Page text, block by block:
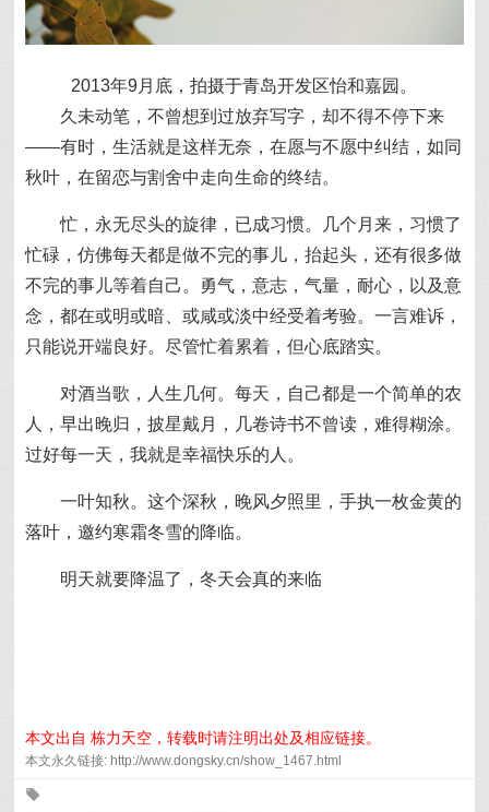
2013年9月底，拍摄于青岛开发区怡和嘉园。
久未动笔，不曾想到过放弃写字，却不得不停下来
——有时，生活就是这样无奈，在愿与不愿中纠结，如同
秋叶，在留恋与割舍中走向生命的终结。
忙，永无尽头的旋律，已成习惯。几个月来，习惯了
忙碌，仿佛每天都是做不完的事儿，抬起头，还有很多做
不完的事儿等着自己。勇气，意志，气量，耐心，以及意
念，都在或明或暗、或咸或淡中经受着考验。一言难诉，
只能说开端良好。尽管忙着累着，但心底踏实。
对酒当歌，人生几何。每天，自己都是一个简单的农
人，早出晚归，披星戴月，几卷诗书不曾读，难得糊涂。
过好每一天，我就是幸福快乐的人。
一叶知秋。这个深秋，晚风夕照里，手执一枚金黄的
落叶，邀约寒霜冬雪的降临。
明天就要降温了，冬天会真的来临
本文出自 栋力天空，转载时请注明出处及相应链接。
本文永久链接: http://www.dongsky.cn/show_1467.html
0